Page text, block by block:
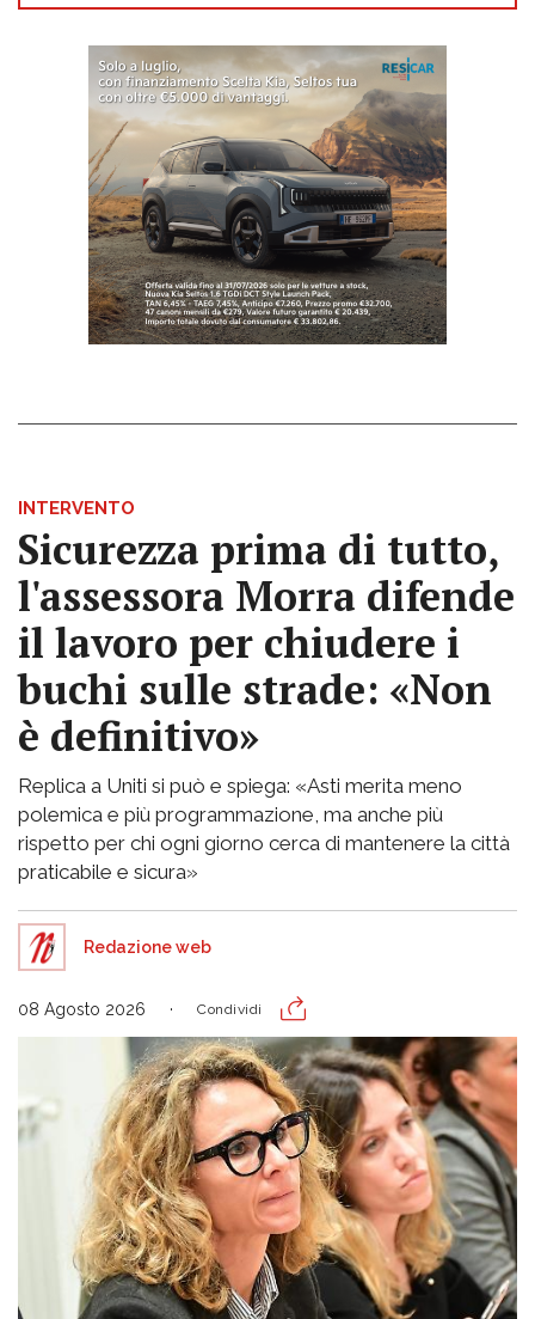
INTERVENTO
Sicurezza prima di tutto,
l'assessora Morra difende
il lavoro per chiudere i
buchi sulle strade: «Non
è definitivo»
Replica a Uniti si può e spiega: «Asti merita meno
polemica e più programmazione, ma anche più
rispetto per chi ogni giorno cerca di mantenere la città
praticabile e sicura»
Redazione web
08 Agosto 2026 Condividi